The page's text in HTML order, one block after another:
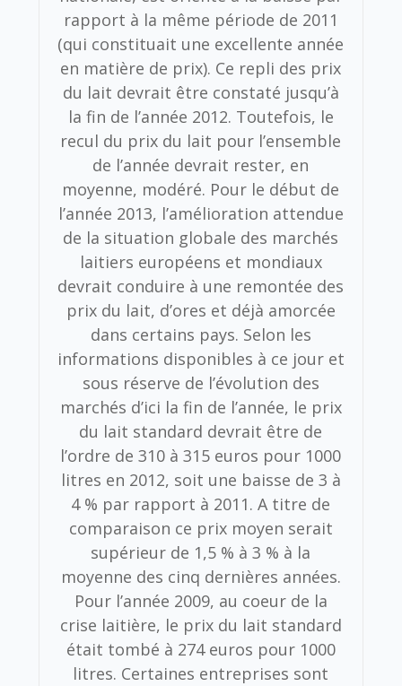
rapport à la même période de 2011
(qui constituait une excellente année
en matière de prix). Ce repli des prix
du lait devrait être constaté jusqu’à
la fin de l’année 2012. Toutefois, le
recul du prix du lait pour l’ensemble
de l’année devrait rester, en
moyenne, modéré. Pour le début de
l’année 2013, l’amélioration attendue
de la situation globale des marchés
laitiers européens et mondiaux
devrait conduire à une remontée des
prix du lait, d’ores et déjà amorcée
dans certains pays. Selon les
informations disponibles à ce jour et
sous réserve de l’évolution des
marchés d’ici la fin de l’année, le prix
du lait standard devrait être de
l’ordre de 310 à 315 euros pour 1000
litres en 2012, soit une baisse de 3 à
4 % par rapport à 2011. A titre de
comparaison ce prix moyen serait
supérieur de 1,5 % à 3 % à la
moyenne des cinq dernières années.
Pour l’année 2009, au coeur de la
crise laitière, le prix du lait standard
était tombé à 274 euros pour 1000
litres. Certaines entreprises sont